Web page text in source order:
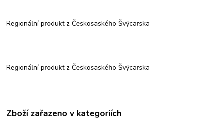
Regionální produkt z Českosaského Švýcarska
Regionální produkt z Českosaského Švýcarska
Zboží zařazeno v kategoriích